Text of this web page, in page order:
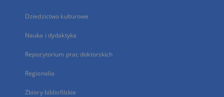
Dziedzictwo kulturowe
Nauka i dydaktyka
Repozytorium prac doktorskich
Regionalia
Zbiory bibliofilskie